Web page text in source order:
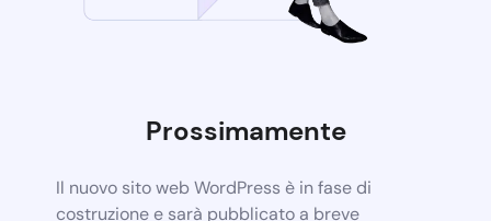
Prossimamente
Il nuovo sito web WordPress è in fase di
costruzione e sarà pubblicato a breve